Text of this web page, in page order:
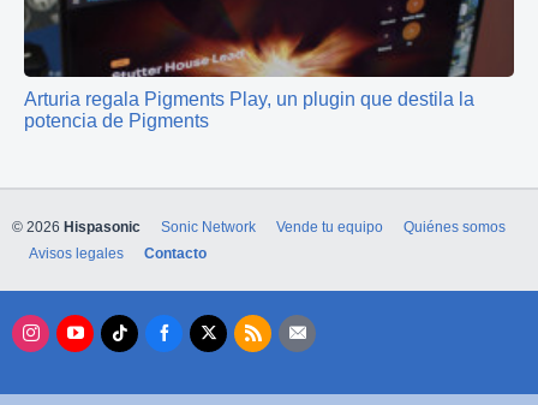
Arturia regala Pigments Play, un plugin que destila la
potencia de Pigments
© 2026 Hispasonic Sonic Network Vende tu equipo
Quiénes somos
Avisos legales
Contacto